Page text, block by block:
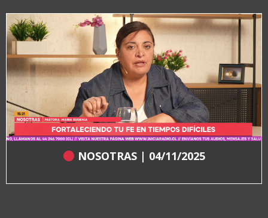
NOSOTRAS | 04/11/2025